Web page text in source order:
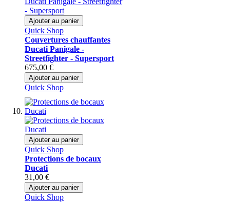
Ajouter au panier
Quick Shop
Couvertures chauffantes
Ducati Panigale -
Streetfighter - Supersport
675,00 €
Ajouter au panier
Quick Shop
Ajouter au panier
Quick Shop
Protections de bocaux
Ducati
31,00 €
Ajouter au panier
Quick Shop